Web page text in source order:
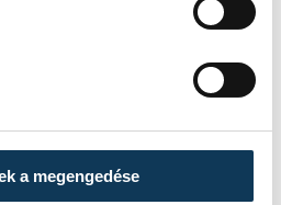
a megengedése
Főegyházmegye
veszprémi épületek
díszkivilágítását.